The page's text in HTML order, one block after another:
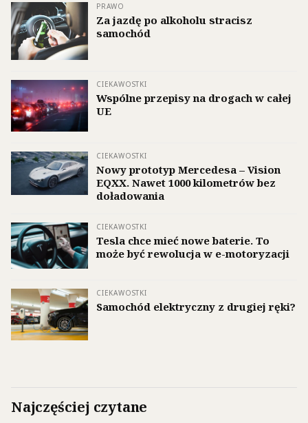
PRAWO
Za jazdę po alkoholu stracisz
samochód
CIEKAWOSTKI
Wspólne przepisy na drogach w całej
UE
CIEKAWOSTKI
Nowy prototyp Mercedesa – Vision
EQXX. Nawet 1000 kilometrów bez
doładowania
CIEKAWOSTKI
Tesla chce mieć nowe baterie. To
może być rewolucja w e-motoryzacji
CIEKAWOSTKI
Samochód elektryczny z drugiej ręki?
Najczęściej czytane